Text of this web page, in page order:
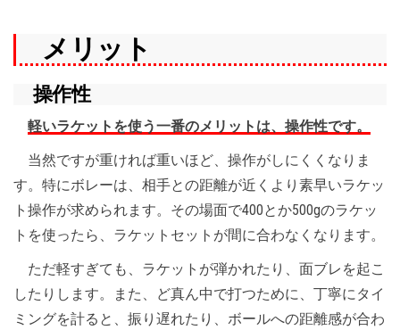
メリット
操作性
軽いラケットを使う一番のメリットは、操作性です。
当然ですが重ければ重いほど、操作がしにくくなりま
す。特にボレーは、相手との距離が近くより素早いラケッ
ト操作が求められます。その場面で400とか500gのラケッ
トを使ったら、ラケットセットが間に合わなくなります。
ただ軽すぎても、ラケットが弾かれたり、面ブレを起こ
したりします。また、ど真ん中で打つために、丁寧にタイ
ミングを計ると、振り遅れたり、ボールへの距離感が合わ